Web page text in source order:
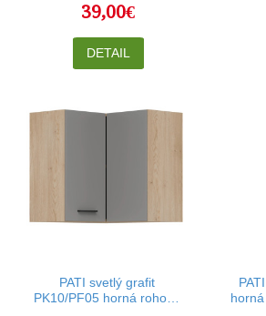
39,00€
DETAIL
PATI svetlý grafit
PK10/PF05 horná rohová
horná